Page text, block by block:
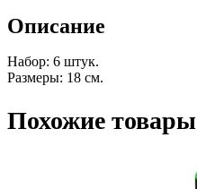
Описание
Набор: 6 штук.
Размеры: 18 см.
Похожие товары